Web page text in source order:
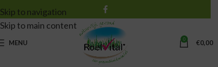
Skip to navigation
Skip to main content
MENU 0 €0,00